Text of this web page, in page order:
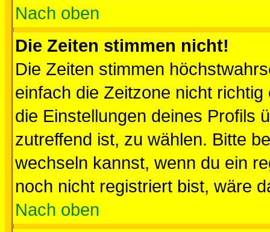
Nach oben
Die Zeiten stimmen nicht!
Die Zeiten stimmen
einfach die Zeitzone nicht
die Einstellungen deines Profils
zutreffend ist, zu wählen. Bitte
wechseln kannst, wenn du ein
noch nicht registriert bist, wäre
Nach oben